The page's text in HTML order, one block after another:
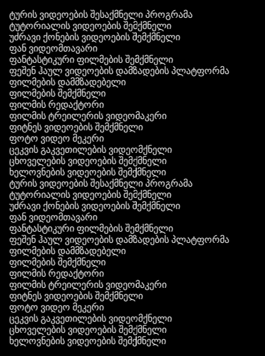
ტურის ვიდეოების შესაქმნელი პროგრამა
ტუტორიალის ვიდეოების შემქმნელი
უძრავი ქონების ვიდეოების შემქმნელი
ფან ვიდეომთავარი
ფანტასტიკური ფილმების შემქმნელი
ფეშენ ჰაულ ვიდეოების დამზადების პლატფორმა
ფილმების დამმზადებელი
ფილმების შემქმნელი
ფილმის რედაქტორი
ფილმის ტრეილერის ვიდეომაკერი
ფიტნეს ვიდეოების შემქმნელი
ფოტო ვიდეო მეკერი
ცეკვის გაკვეთილების ვიდეომქნელი
ცხოველების ვიდეოების შემქმნელი
ხელოვნების ვიდეოების შემქმნელი
ტურის ვიდეოების შესაქმნელი პროგრამა
ტუტორიალის ვიდეოების შემქმნელი
უძრავი ქონების ვიდეოების შემქმნელი
ფან ვიდეომთავარი
ფანტასტიკური ფილმების შემქმნელი
ფეშენ ჰაულ ვიდეოების დამზადების პლატფორმა
ფილმების დამმზადებელი
ფილმების შემქმნელი
ფილმის რედაქტორი
ფილმის ტრეილერის ვიდეომაკერი
ფიტნეს ვიდეოების შემქმნელი
ფოტო ვიდეო მეკერი
ცეკვის გაკვეთილების ვიდეომქნელი
ცხოველების ვიდეოების შემქმნელი
ხელოვნების ვიდეოების შემქმნელი